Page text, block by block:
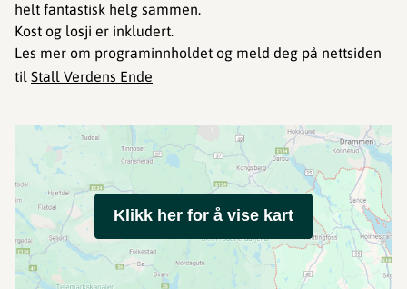
helt fantastisk helg sammen.
Kost og losji er inkludert.
Les mer om programinnholdet og meld deg på nettsiden
til Stall Verdens Ende
Klikk her for å vise kart